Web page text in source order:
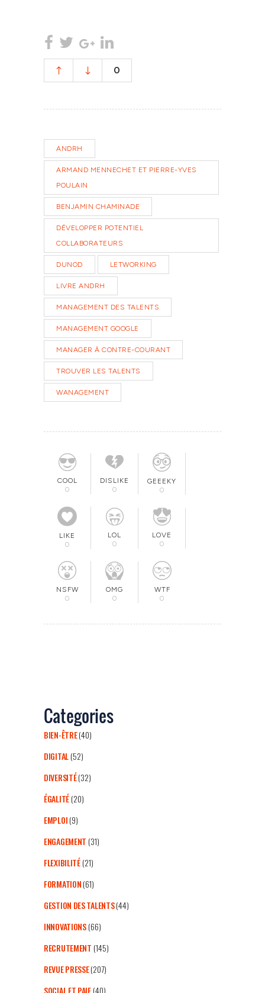
0
ANDRH
ARMAND MENNECHET ET PIERRE-YVES
POULAIN
BENJAMIN CHAMINADE
DÉVELOPPER POTENTIEL
COLLABORATEURS
DUNOD LETWORKING
LIVRE ANDRH
MANAGEMENT DES TALENTS
MANAGEMENT GOOGLE
MANAGER À CONTRE-COURANT
TROUVER LES TALENTS
WANAGEMENT
COOL
0
DISLIKE
0
GEEEKY
0
LIKE
0
LOL
0
LOVE
0
NSFW
0
OMG
0
WTF
0
Categories
BIEN-ÊTRE(40)
DIGITAL(52)
DIVERSITÉ(32)
ÉGALITÉ(20)
EMPLOI(9)
ENGAGEMENT(31)
FLEXIBILITÉ(21)
FORMATION(61)
GESTION DES TALENTS(44)
INNOVATIONS(66)
RECRUTEMENT(145)
REVUE PRESSE(207)
SOCIAL ET PAIE(40)